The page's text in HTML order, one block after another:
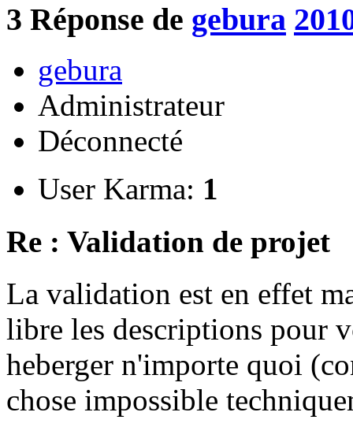
3 Réponse de gebura
gebura
Administrateur
Déconnecté
User Karma: 1
Re : Validation de projet
La validation est en effet
libre les descriptions pour
heberger n'importe quoi
chose impossible